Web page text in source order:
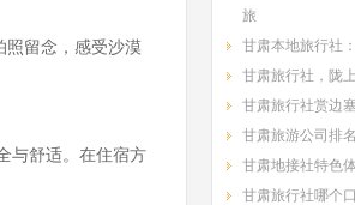
留念，感受沙漠
与舒适。在住宿方
旅
甘肃本地旅行社
甘肃旅行社，陇
甘肃旅行社赏边
甘肃旅游公司排名
甘肃地接社特色
甘肃旅行社哪个